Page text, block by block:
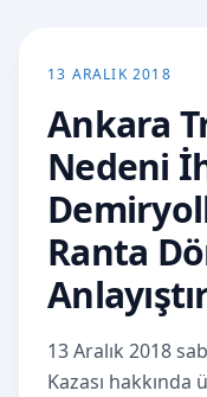
13 ARALIK 2018
Ankara
Nedeni
Ranta
13 Aralık 2018
Kazası hakkında